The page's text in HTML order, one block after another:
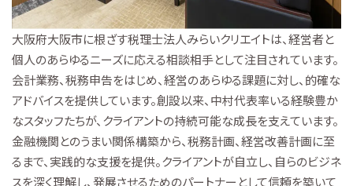
大阪府大阪市に根ざす税理士法人みらいクリエイトは、経営者と
個人のあらゆるニーズに応える相談相手として注目されています。
会計業務、税務申告をはじめ、経営のあらゆる課題に対し、的確な
アドバイスを提供しています。創設以来、中村代表率いる経験豊か
なスタッフたちが、クライアントの持続可能な成長を支えています。
金融機関とのうまい関係構築から、税務計画、経営改善計画に至
るまで、実践的な支援を提供。クライアントが自立し、自らのビジネ
スを深く理解し、発展させるためのパートナーとして信頼を築いて